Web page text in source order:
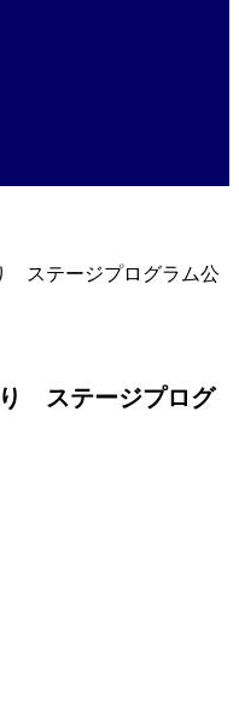
ステージプログラム公
ステージプログ